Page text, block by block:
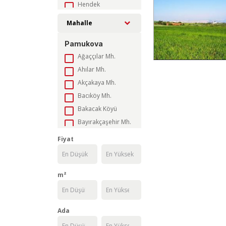
Hendek
Kaynarca
Kocaali
Pamukova
Sapanca
Serdivan
Söğütlü
Taraklı
Mahalle
Pamukova
Ağaççılar Mh.
Ahılar Mh.
Akçakaya Mh.
Bacıköy Mh.
Bakacak Köyü
Bayırakçaşehir Mh.
Eğriçay Mh.
Fiyat
m²
Ada